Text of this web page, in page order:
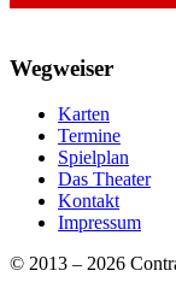
Wegweiser
Karten
Termine
Spielplan
Das Theater
Kontakt
Impressum
© 2013 – 2026